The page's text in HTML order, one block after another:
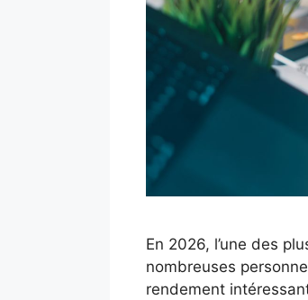
En 2026, l’une des
nombreuses
rendement